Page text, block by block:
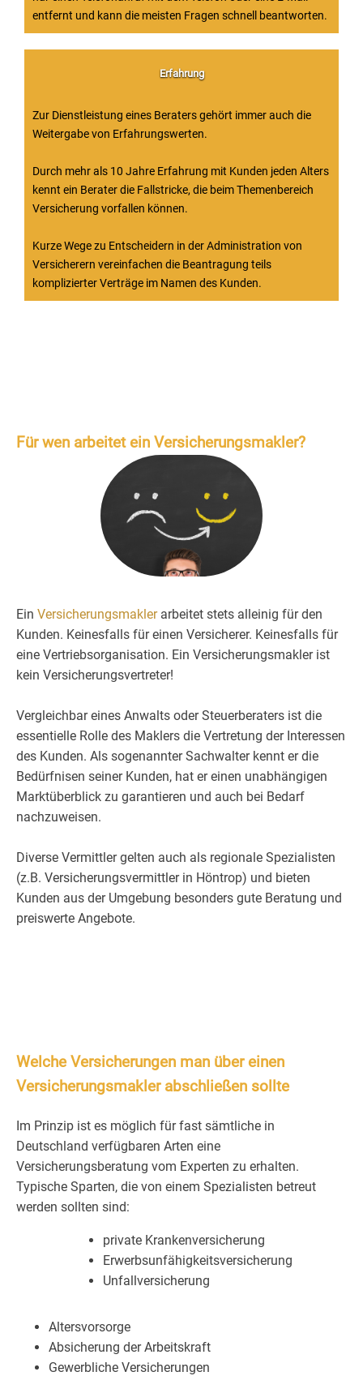
entfernt und kann die meisten Fragen schnell beantworten.
Erfahrung
Zur Dienstleistung eines Beraters gehört immer auch die
Weitergabe von Erfahrungswerten.
Durch mehr als 10 Jahre Erfahrung mit Kunden jeden Alters
kennt ein Berater die Fallstricke, die beim Themenbereich
Versicherung vorfallen können.
Kurze Wege zu Entscheidern in der Administration von
Versicherern vereinfachen die Beantragung teils
komplizierter Verträge im Namen des Kunden.
Für wen arbeitet ein Versicherungsmakler?
Ein Versicherungsmakler arbeitet stets alleinig für den
Kunden. Keinesfalls für einen Versicherer. Keinesfalls für
eine Vertriebsorganisation. Ein Versicherungsmakler ist
kein Versicherungsvertreter!
Vergleichbar eines Anwalts oder Steuerberaters ist die
essentielle Rolle des Maklers die Vertretung der Interessen
des Kunden. Als sogenannter Sachwalter kennt er die
Bedürfnisen seiner Kunden, hat er einen unabhängigen
Marktüberblick zu garantieren und auch bei Bedarf
nachzuweisen.
Diverse Vermittler gelten auch als regionale Spezialisten
(z.B. Versicherungsvermittler in Höntrop) und bieten
Kunden aus der Umgebung besonders gute Beratung und
preiswerte Angebote.
Welche Versicherungen man über einen
Versicherungsmakler abschließen sollte
Im Prinzip ist es möglich für fast sämtliche in
Deutschland verfügbaren Arten eine
Versicherungsberatung vom Experten zu erhalten.
Typische Sparten, die von einem Spezialisten betreut
werden sollten sind:
private Krankenversicherung
Erwerbsunfähigkeitsversicherung
Unfallversicherung
Altersvorsorge
Absicherung der Arbeitskraft
Gewerbliche Versicherungen